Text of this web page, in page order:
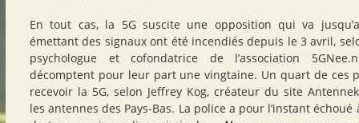
En tout cas, la 5G suscite une opposition qui va
émettant des signaux ont été incendiés depuis le 3 avril,
psychologue et cofondatrice de l’association
décomptent pour leur part une vingtaine. Un quart de ces
recevoir la 5G, selon Jeffrey Kog, créateur du site
les antennes des Pays-Bas. La police a pour l’instant